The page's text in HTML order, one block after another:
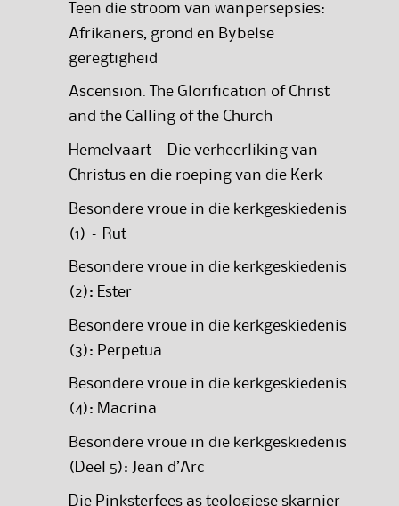
Teen die stroom van wanpersepsies:
Afrikaners, grond en Bybelse
geregtigheid
Ascension. The Glorification of Christ
and the Calling of the Church
Hemelvaart – Die verheerliking van
Christus en die roeping van die Kerk
Besondere vroue in die kerkgeskiedenis
(1) – Rut
Besondere vroue in die kerkgeskiedenis
(2): Ester
Besondere vroue in die kerkgeskiedenis
(3): Perpetua
Besondere vroue in die kerkgeskiedenis
(4): Macrina
Besondere vroue in die kerkgeskiedenis
(Deel 5): Jean d’Arc
Die Pinksterfees as teologiese skarnier